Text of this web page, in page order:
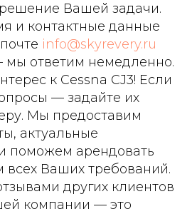
Вашей задачи.
и контактные данные
info@skyrevery.ru
мы ответим немедленно.
к Cessna CJ3! Если
— задайте их
Мы предоставим
актуальные
поможем арендовать
всех Ваших требований.
других клиентов
компании — это